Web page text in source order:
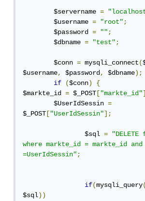
	$servername
=
	$username
= "root";
	$password
= "";
	$dbname
= "test";
	$conn
= mysqli_connect(
$username, $password, $dbname);
if
($conn)
{
$markte_id = $_POST ["markte_id"
	$UserIdSessin
=
$_POST ["UserIdSessin"];
		$sql
=
where markte_id = markte_id
=UserIdSessin";
if(mysqli_query
$sql))